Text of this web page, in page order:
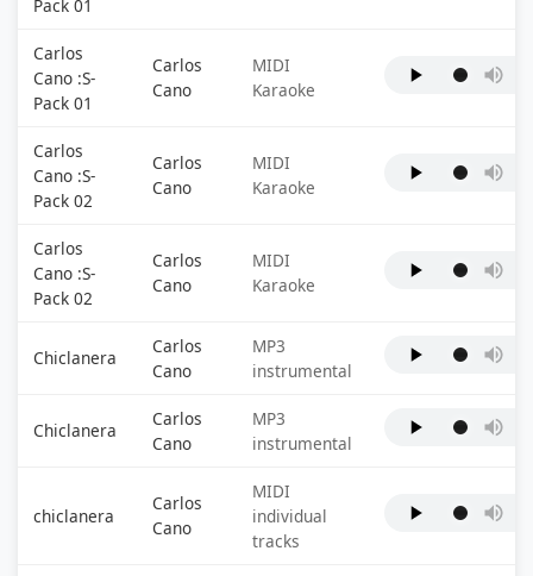
Pack 01
Carlos
Cano :S-
Pack 01
Carlos
Cano
MIDI
Karaoke
Carlos
Cano :S-
Pack 02
Carlos
Cano
MIDI
Karaoke
Carlos
Cano :S-
Pack 02
Carlos
Cano
MIDI
Karaoke
Chiclanera
Carlos
Cano
MP3
instrumental
Chiclanera
Carlos
Cano
MP3
instrumental
chiclanera
Carlos
Cano
MIDI
individual
tracks